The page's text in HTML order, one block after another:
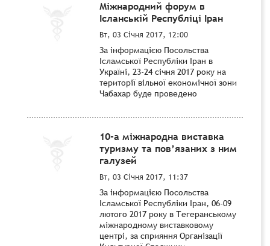
Міжнародний форум в
Ісланській Республіці Іран
Вт, 03 Січня 2017, 12:00
За інформацією Посольства
Ісламської Республіки Іран в
Україні, 23-24 січня 2017 року на
території вільної економічної зони
Чабахар буде проведено
10-а міжнародна виставка
туризму та пов’язаних з ним
галузей
Вт, 03 Січня 2017, 11:37
За інформацією Посольства
Ісламської Республіки Іран, 06-09
лютого 2017 року в Тегеранському
міжнародному виставковому
центрі, за сприяння Організації